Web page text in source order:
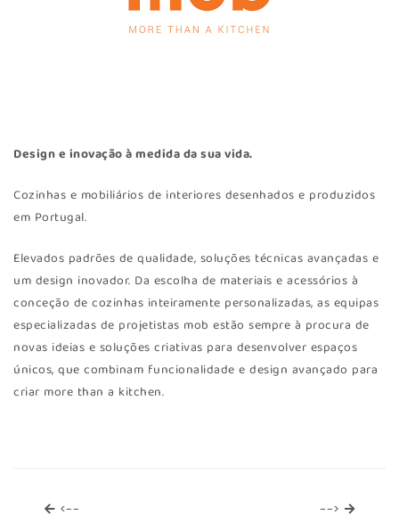
Design e inovação à medida da sua vida.
Cozinhas e mobiliários de interiores desenhados e produzidos
em Portugal.
Elevados padrões de qualidade, soluções técnicas avançadas e
um design inovador. Da escolha de materiais e acessórios à
conceção de cozinhas inteiramente personalizadas, as equipas
especializadas de projetistas mob estão sempre à procura de
novas ideias e soluções criativas para desenvolver espaços
únicos, que combinam funcionalidade e design avançado para
criar more than a kitchen.
<-- --> -->